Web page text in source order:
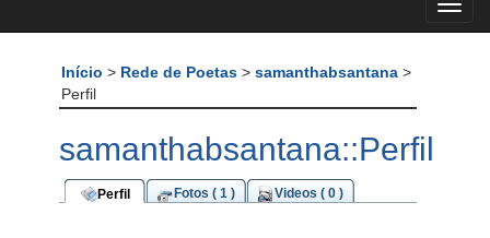
Início > Rede de Poetas > samanthabsantana >
Perfil
samanthabsantana::Perfil
Perfil Fotos ( 1 ) Videos ( 0 )